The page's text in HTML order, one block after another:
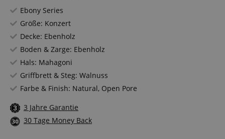
Ebony Series
Größe: Konzert
Decke: Ebenholz
Boden & Zarge: Ebenholz
Hals: Mahagoni
Griffbrett & Steg: Walnuss
Farbe & Finish: Natural, Open Pore
3 Jahre Garantie
30 Tage Money Back